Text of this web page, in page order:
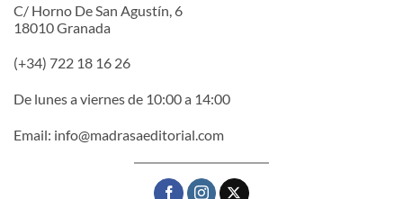
C/ Horno De San Agustín, 6
18010 Granada
(+34) 722 18 16 26
De lunes a viernes de 10:00 a 14:00
Email: info@madrasaeditorial.com